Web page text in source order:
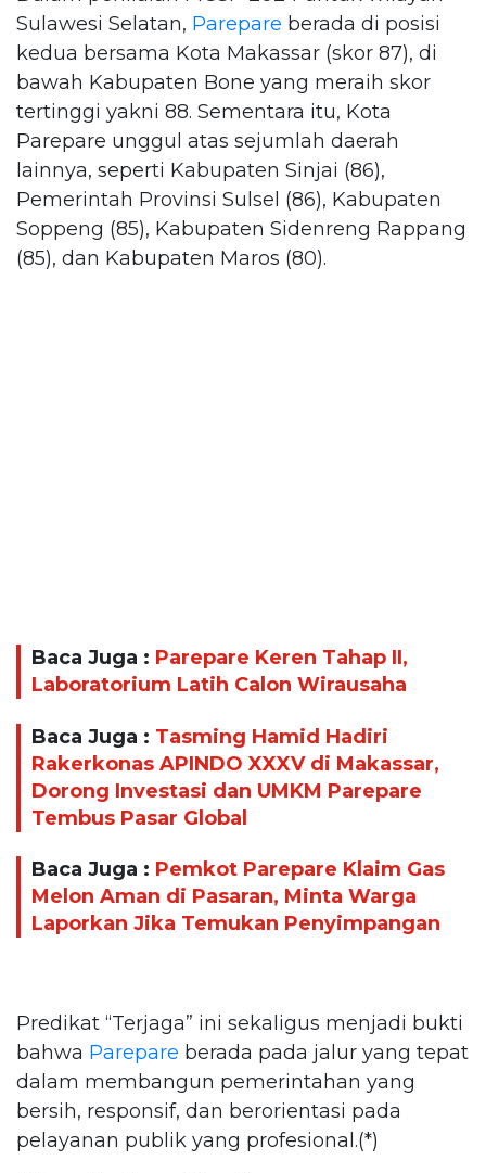
Sulawesi Selatan, Parepare berada di posisi
kedua bersama Kota Makassar (skor 87), di
bawah Kabupaten Bone yang meraih skor
tertinggi yakni 88. Sementara itu, Kota
Parepare unggul atas sejumlah daerah
lainnya, seperti Kabupaten Sinjai (86),
Pemerintah Provinsi Sulsel (86), Kabupaten
Soppeng (85), Kabupaten Sidenreng Rappang
(85), dan Kabupaten Maros (80).
Baca Juga : Parepare Keren Tahap II,
Laboratorium Latih Calon Wirausaha
Baca Juga : Tasming Hamid Hadiri
Rakerkonas APINDO XXXV di Makassar,
Dorong Investasi dan UMKM Parepare
Tembus Pasar Global
Baca Juga : Pemkot Parepare Klaim Gas
Melon Aman di Pasaran, Minta Warga
Laporkan Jika Temukan Penyimpangan
Predikat “Terjaga” ini sekaligus menjadi bukti
bahwa Parepare berada pada jalur yang tepat
dalam membangun pemerintahan yang
bersih, responsif, dan berorientasi pada
pelayanan publik yang profesional.(*)